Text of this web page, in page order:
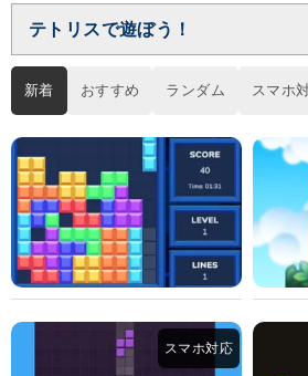
テトリスで遊ぼう！
新着 おすすめ ランダム スマホ